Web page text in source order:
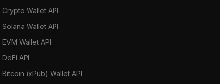
Crypto Wallet API
Solana Wallet API
EVM Wallet API
DeFi API
Bitcoin (xPub) Wallet API